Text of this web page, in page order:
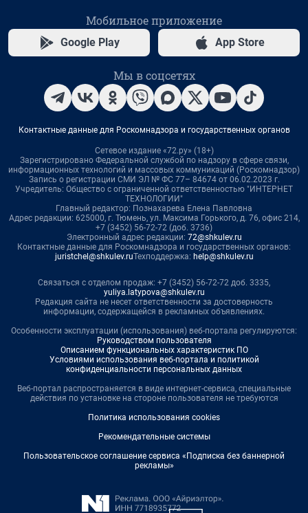
Мобильное приложение
Google Play App Store
Мы в соцсетях
Контактные данные для Роскомнадзора и государственных органов
Сетевое издание «72.ру» (18+)
Зарегистрировано Федеральной службой по надзору в сфере связи,
информационных технологий и массовых коммуникаций (Роскомнадзор)
Запись о регистрации СМИ ЭЛ № ФС 77– 84674 от 06.02.2023 г.
Учредитель: Общество с ограниченной ответственностью "ИНТЕРНЕТ
ТЕХНОЛОГИИ"
Главный редактор: Познахарева Елена Павловна
Адрес редакции: 625000, г. Тюмень, ул. Максима Горького, д. 76, офис 214,
+7 (3452) 56-72-72 (доб. 3736)
Электронный адрес редакции: 72@shkulev.ru
Контактные данные для Роскомнадзора и государственных органов:
juristchel@shkulev.ruТехподдержка: help@shkulev.ru
Связаться с отделом продаж: +7 (3452) 56-72-72 доб. 3335,
yuliya.latypova@shkulev.ru
Редакция сайта не несет ответственности за достоверность
информации, содержащейся в рекламных объявлениях.
Особенности эксплуатации (использования) веб-портала регулируются:
Руководством пользователя
Описанием функциональных характеристик ПО
Условиями использования веб-портала и политикой
конфиденциальности персональных данных
Веб-портал распространяется в виде интернет-сервиса, специальные
действия по установке на стороне пользователя не требуются
Политика использования cookies
Рекомендательные системы
Пользовательское соглашение сервиса «Подписка без баннерной
рекламы»